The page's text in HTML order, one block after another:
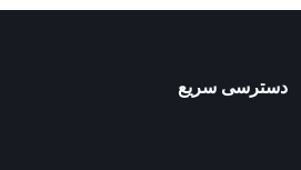
دسترسی سریع